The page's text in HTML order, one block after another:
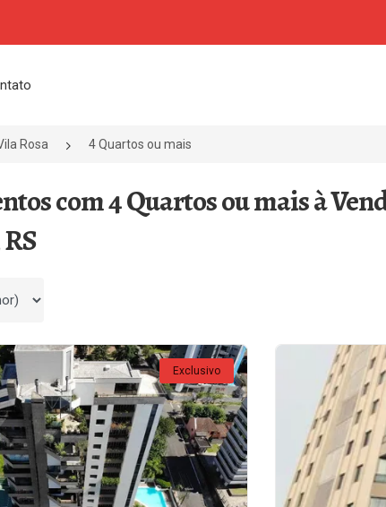
Rosa 4 Quartos ou mais
com 4 Quartos ou mais à
Exclusivo